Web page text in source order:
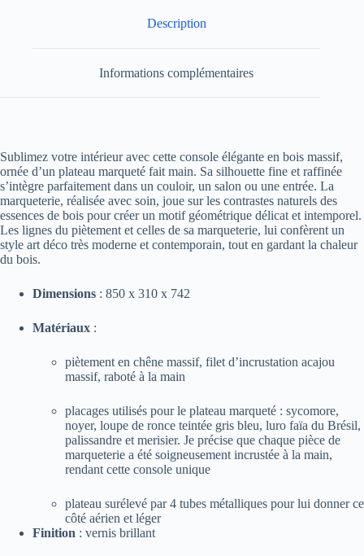
Description
Informations complémentaires
Sublimez votre intérieur avec cette console élégante en bois massif,
ornée d’un plateau marqueté fait main. Sa silhouette fine et raffinée
s’intègre parfaitement dans un couloir, un salon ou une entrée. La
marqueterie, réalisée avec soin, joue sur les contrastes naturels des
essences de bois pour créer un motif géométrique délicat et intemporel.
Les lignes du piètement et celles de sa marqueterie, lui confèrent un
style art déco très moderne et contemporain, tout en gardant la chaleur
du bois.
Dimensions : 850 x 310 x 742
Matériaux :
piètement en chêne massif, filet d’incrustation acajou
massif, raboté à la main
placages utilisés pour le plateau marqueté : sycomore,
noyer, loupe de ronce teintée gris bleu, luro faïa du Brésil,
palissandre et merisier. Je précise que chaque pièce de
marqueterie a été soigneusement incrustée à la main,
rendant cette console unique
plateau surélevé par 4 tubes métalliques pour lui donner ce
côté aérien et léger
Finition : vernis brillant